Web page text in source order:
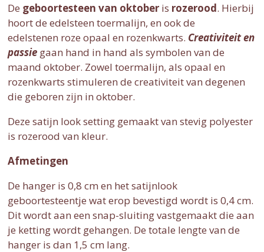
De geboortesteen van oktoberis rozerood. Hierbij
hoort de edelsteen toermalijn, en ook de
edelstenen roze opaal en rozenkwarts. Creativiteit en
passiegaan hand in hand als symbolen van de
maand oktober. Zowel toermalijn, als opaal en
rozenkwarts stimuleren de creativiteit van degenen
die geboren zijn in oktober.
Deze satijn look setting gemaakt van stevig polyester
is rozerood van kleur.
Afmetingen
De hanger is 0,8 cm en het satijnlook
geboortesteentje wat erop bevestigd wordt is 0,4 cm.
Dit wordt aan een snap-sluiting vastgemaakt die aan
je ketting wordt gehangen. De totale lengte van de
hanger is dan 1,5 cm lang.